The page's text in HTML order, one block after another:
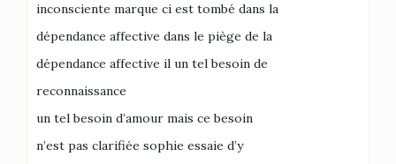
inconsciente marque ci est tombé dans la
dépendance affective dans le piège de la
dépendance affective il un tel besoin de
reconnaissance
un tel besoin d’amour mais ce besoin
n’est pas clarifiée sophie essaie d’y